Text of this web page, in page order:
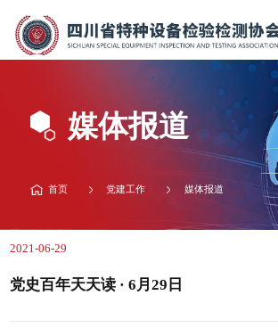
媒体报道
首页 党建工作 媒体报道
2021-06-29
党史百年天天读 · 6月29日